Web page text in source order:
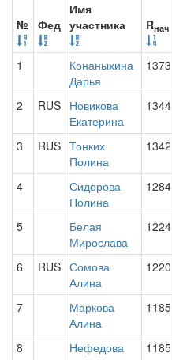
№ Фед
Имя
участника
Rнач
1
Конаныхина
Дарья
1373
2 RUS Новикова
Екатерина
1344
3 RUS Тонких
Полина
1342
4
Сидорова
Полина
1284
5
Белая
Мирослава
1224
6 RUS Сомова
Алина
1220
7
Маркова
Алина
1185
8
Нефедова
1185